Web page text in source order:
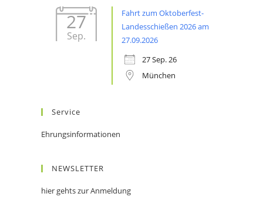
27
Sep.
Fahrt zum Oktoberfest-
Landesschießen 2026 am
27.09.2026
27 Sep. 26
München
Service
Ehrungsinformationen
NEWSLETTER
hier gehts zur Anmeldung